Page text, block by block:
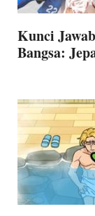
Kunci
Bangsa: